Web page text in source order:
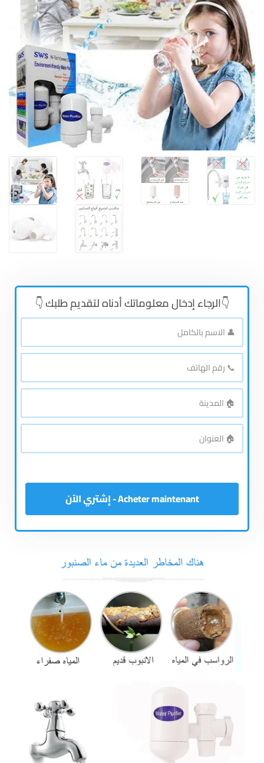
👇الرجاء إدخال معلوماتك أدناه لتقديم طلبك 👇
👤
الاسم
بالكامل*
📞
رقم
الهاتف*
🏠
المدينة*
🏠
العنوان*
Acheter maintenant - إشتري الآن